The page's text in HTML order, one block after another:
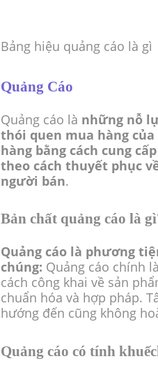
Bảng hiệu quảng cáo là gì
Quảng Cáo
Quảng cáo là những nỗ
thói quen mua hàng
hàng bằng cách cung
theo cách thuyết phục
người bán.
Bản chất quảng cáo là
Quảng cáo là phương
chúng: Quảng cáo chính
cách công khai về sản
chuẩn hóa và hợp pháp.
hướng đến cũng không
Quảng cáo có tính